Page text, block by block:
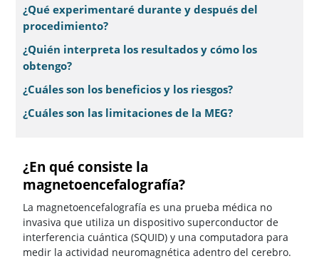
¿Qué experimentaré durante y después del
procedimiento?
¿Quién interpreta los resultados y cómo los
obtengo?
¿Cuáles son los beneficios y los riesgos?
¿Cuáles son las limitaciones de la MEG?
¿En qué consiste la
magnetoencefalografía?
La magnetoencefalografía es una prueba médica no
invasiva que utiliza un dispositivo superconductor de
interferencia cuántica (SQUID) y una computadora para
medir la actividad neuromagnética adentro del cerebro.